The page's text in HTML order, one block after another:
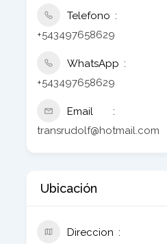
Telefono
+543497658629
WhatsApp
+543497658629
Email
transrudolf@hotmail.com
Ubicación
Direccion